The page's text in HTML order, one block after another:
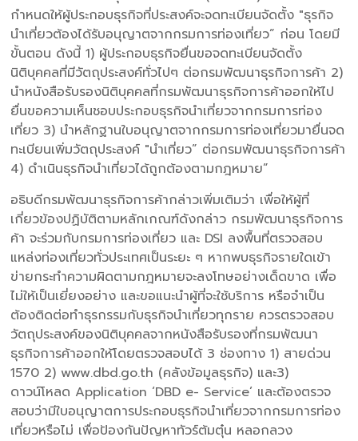
กำหนดให้ผู้ประกอบธุรกิจที่ประสงค์จะจดทะเบียนจัดตั้ง "ธุรกิจ
นำเที่ยวต้องได้รับอนุญาตจากกรมการท่องเที่ยว” ก่อน โดยมี
ขั้นตอน ดังนี้ 1) ผู้ประกอบธุรกิจยื่นขอจดทะเบียนจัดตั้ง
นิติบุคคลที่มีวัตถุประสงค์ทั่วไปๆ ต่อกรมพัฒนาธุรกิจการค้า 2)
นำหนังสือรับรองนิติบุคคลที่กรมพัฒนาธุรกิจการค้าออกให้ไป
ยื่นขอความเห็นชอบประกอบธุรกิจนำเที่ยวจากกรมการท่อง
เที่ยว 3) นำหลักฐานใบอนุญาตจากกรมการท่องเที่ยวมายื่นจด
ทะเบียนเพิ่มวัตถุประสงค์ "นำเที่ยว” ต่อกรมพัฒนาธุรกิจการค้า
4) ดำเนินธุรกิจนำเที่ยวได้ถูกต้องตามกฎหมาย”
อธิบดีกรมพัฒนาธุรกิจการค้ากล่าวเพิ่มเติมว่า เพื่อให้ผู้ที่
เกี่ยวข้องปฏิบัติตามหลักเกณฑ์ดังกล่าว กรมพัฒนาธุรกิจการ
ค้า จะร่วมกับกรมการท่องเที่ยว และ DSI ลงพื้นที่ตรวจสอบ
แหล่งท่องเที่ยวทั่วประเทศเป็นระยะ ๆ หากพบธุรกิจรายใดเข้า
ข่ายกระทำความผิดตามกฎหมายจะลงโทษอย่างเด็ดขาด เพื่อ
ไม่ให้เป็นเยี่ยงอย่าง และขอแนะนำผู้ที่จะใช้บริการ หรือจำเป็น
ต้องติดต่อทำธุรกรรมกับธุรกิจนำเที่ยวทุกราย ควรตรวจสอบ
วัตถุประสงค์ของนิติบุคคลจากหนังสือรับรองที่กรมพัฒนา
ธุรกิจการค้าออกให้โดยตรวจสอบได้ 3 ช่องทาง 1) สายด่วน
1570 2) www.dbd.go.th (คลังข้อมูลธุรกิจ) และ3)
ดาวน์โหลด Application ‘DBD e- Service’ และต้องตรวจ
สอบว่ามีใบอนุญาตการประกอบธุรกิจนำเที่ยวจากกรมการท่อง
เที่ยวหรือไม่ เพื่อป้องกันปัญหาทัวร์ต้มตุ๋น หลอกลวง